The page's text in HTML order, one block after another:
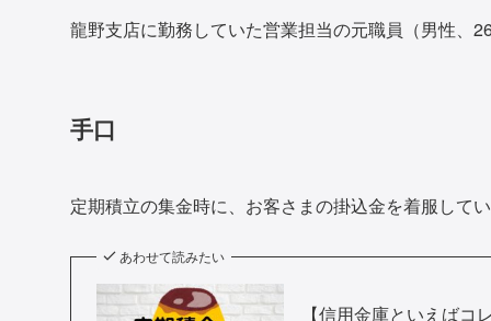
龍野支店に勤務していた営業担当の元職員（男性、
手口
定期積立の集金時に、お客さまの掛込金を着服して
あわせて読みたい
【信用金庫といえば